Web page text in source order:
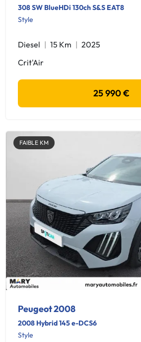
308 SW BlueHDi 130ch S&S EAT8
Style
Diesel 15 Km
2025
Crit'Air
25 990 €
FAIBLE KM
Peugeot 2008
2008 Hybrid 145 e-DCS6
Style